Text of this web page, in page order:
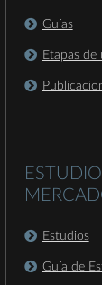
Guías
Etapas de
Estudios
Guía de